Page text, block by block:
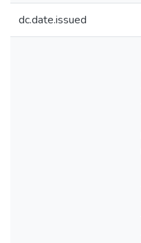
dc.date.issued